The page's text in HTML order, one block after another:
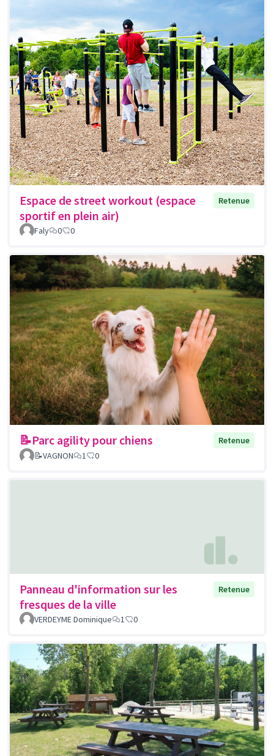
Espace de street workout (espace
sportif en plein air)
Retenue
Faly 0 0
📝Parc agility pour chiens
Retenue
📝VAGNON
1 0
Panneau d'information sur les
fresques de la ville
Retenue
VERDEYME Dominique 1 0